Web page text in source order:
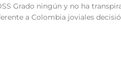
Grado ningún y no ha
a Colombia joviales